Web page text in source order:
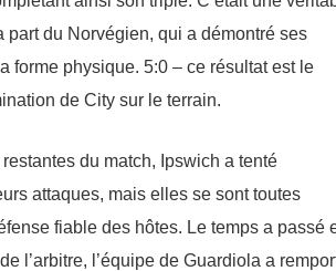
part du Norvégien, qui a démontré ses
forme physique. 5:0 – ce résultat est le
de City sur le terrain.
du match, Ipswich a tenté
attaques, mais elles se sont toutes
fiable des hôtes. Le temps a passé
l’arbitre, l’équipe de Guardiola a